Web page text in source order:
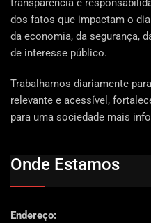
dos fatos que impactam o
da economia, da segurança,
de interesse público.
Trabalhamos diariamente
relevante e acessível,
para uma sociedade mais
Onde Estamos
Endereço: